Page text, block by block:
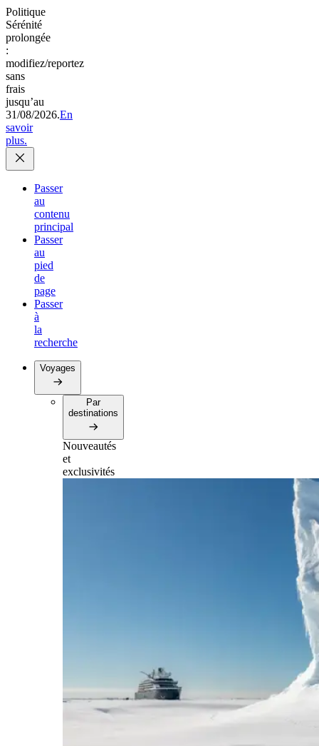
Politique
Sérénité
prolongée
:
modifiez/reportez
sans
frais
jusqu’au
31/08/2026.En
savoir
plus.
Passer
au
contenu
principal
Passer
au
pied
de
page
Passer
à
la
recherche
Voyages
Par
destinations
Nouveautés
et
exclusivités